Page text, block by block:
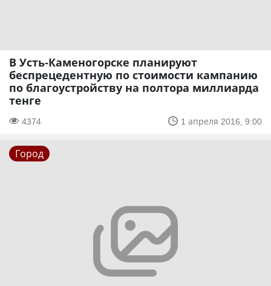
В Усть-Каменогорске планируют
беспрецедентную по стоимости кампанию
по благоустройству на полтора миллиарда
тенге
4374 1 апреля 2016, 9:00
Город